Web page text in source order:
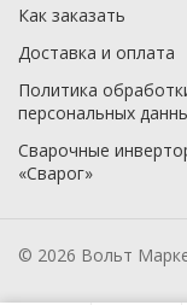
Как заказать
Доставка и оплата
Политика
персональных
Сварочные
«Сварог»
© 2026 Вольт